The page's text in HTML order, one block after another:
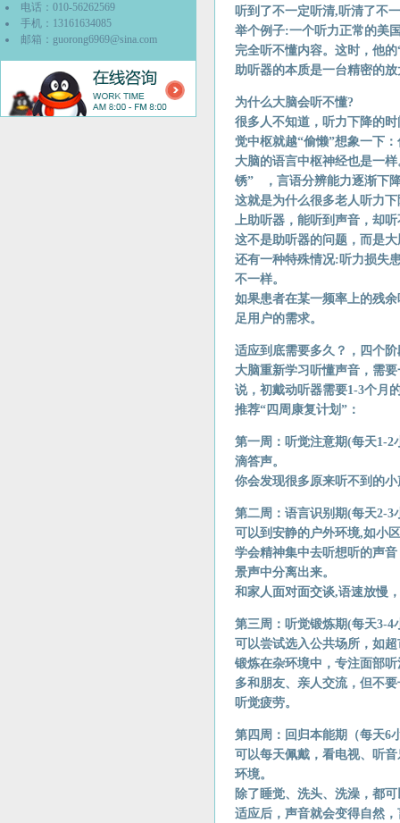
电话：010-56262569
手机：13161634085
邮箱： guorong6969@sina.com
听到了不一定听清,听清了不
举个例子:一个听力正常的美
完全听不懂内容。这时，他
助听器的本质是一台精密的
为什么大脑会听不懂?
很多人不知道，听力下降的
觉中枢就越“偷懒”想象一下
大脑的语言中枢神经也是一
锈” ，言语分辨能力逐渐下
这就是为什么很多老人听力
上助听器，能听到声音，却
这不是助听器的问题，而是
还有一种特殊情况:听力损失
不一样。
如果患者在某一频率上的残
足用户的需求。
适应到底需要多久？，四个
大脑重新学习听懂声音，需
说，初戴动听器需要1-3个月
推荐“四周康复计划”：
第一周：听觉注意期(每天1-
滴答声。
你会发现很多原来听不到的
第二周：语言识别期(每天2-3
可以到安静的户外环境,如小
学会精神集中去听想听的声
景声中分离出来。
和家人面对面交谈,语速放慢
第三周：听觉锻炼期(每天3-4
可以尝试选入公共场所，如
锻炼在杂环境中，专注面部
多和朋友、亲人交流，但不
听觉疲劳。
第四周：回归本能期（每天6
可以每天佩戴，看电视、听
环境。
除了睡觉、洗头、洗澡，都
适应后，声音就会变得自然